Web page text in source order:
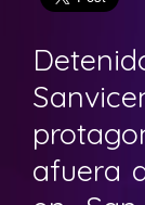
afuera